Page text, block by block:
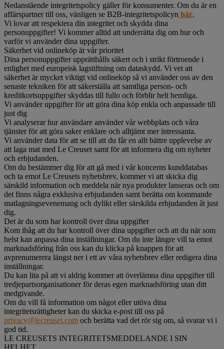
Nedanstående integritetspolicy gäller för konsumenter. Om du är en
affärspartner till oss, vänligen se B2B-integritetspolicyn här.
Vi lovar att respektera din integritet och skydda dina
personuppgifter! Vi kommer alltid att underrätta dig om hur och
varför vi använder dina uppgifter.
Säkerhet vid onlineköp är vår prioritet
Dina personuppgifter upprätthålls säkert och i strikt förtroende i
enlighet med europeisk lagstiftning om dataskydd. Vi vet att
säkerhet är mycket viktigt vid onlineköp så vi använder oss av den
senaste tekniken för att säkerställa att samtliga person- och
kreditkortsuppgifter skyddas till fullo och förblir helt hemliga.
Vi använder uppgifter för att göra dina köp enkla och anpassade till
just dig
Vi analyserar hur användare använder vår webbplats och våra
tjänster för att göra saker enklare och alltjämt mer intressanta.
Vi använder data för att se till att du får en allt bättre upplevelse av
att laga mat med Le Creuset samt för att informera dig om nyheter
och erbjudanden.
Om du bestämmer dig för att gå med i vår koncerns kunddatabas
och ta emot Le Creusets nyhetsbrev, kommer vi att skicka dig
särskild information och meddela när nya produkter lanseras och om
det finns några exklusiva erbjudanden samt berätta om kommande
matlagningsevenemang och dylikt eller särskilda erbjudanden åt just
dig.
Det är du som har kontroll över dina uppgifter
Kom ihåg att du har kontroll över dina uppgifter och att du när som
helst kan anpassa dina inställningar. Om du inte längre vill ta emot
marknadsföring från oss kan du klicka på knappen för att
avprenumerera längst ner i ett av våra nyhetsbrev eller redigera dina
inställningar.
Du kan lita på att vi aldrig kommer att överlämna dina uppgifter till
tredjepartsorganisationer för deras egen marknadsföring utan ditt
medgivande.
Om du vill få information om något eller utöva dina
integritetsrättigheter kan du skicka e-post till oss på
privacy@lecreuset.com och berätta vad det rör sig om, så svarar vi i
god tid.
LE CREUSETS INTEGRITETSMEDDELANDE I SIN
HELHET